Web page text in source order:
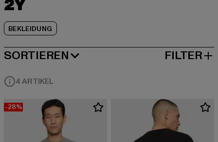
2Y
BEKLEIDUNG
SORTIEREN
BELIEBTESTE FILTER
4 ARTIKEL
-28%